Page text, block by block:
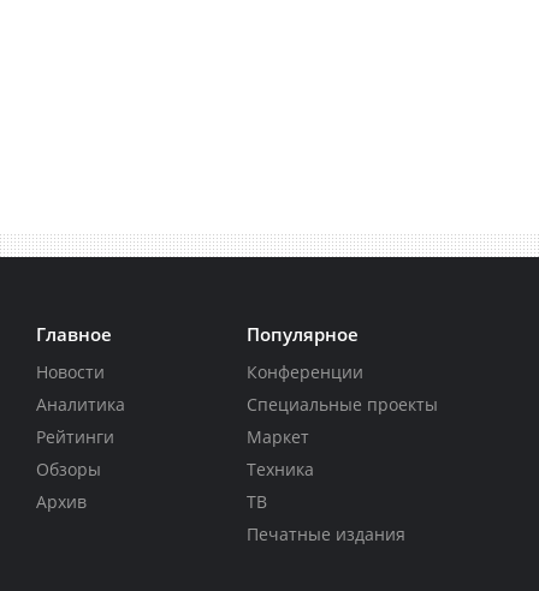
Главное
Новости
Аналитика
Рейтинги
Обзоры
Архив
Популярное
Конференции
Специальные проекты
Маркет
Техника
ТВ
Печатные издания